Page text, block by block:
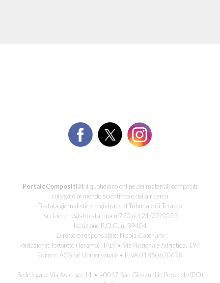
PortaleCompositi.it il quotidiano online dei materiali compositi
collegato al mondo scientifico e della ricerca
Testata giornalistica registrata al Tribunale di Teramo
Iscrizione registro stampa n.720 del 21/02/2023
Iscrizione R.O.C. n. 39404
Direttore responsabile: Nicola Catenaro
Redazione: Tortoreto (Teramo) ITALY • Via Nazionale Adriatica, 194
Editore: ACS Srl Unipersonale • P.IVA 01850670678
Sede legale: Via Astengo, 11 • 40017 San Giovanni in Persiceto (BO)